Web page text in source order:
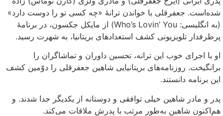
شده‌است. جعفرقلی با خواندن ترانهٔ «چه کسی تو را دوست دارد»
(به انگلیسی: Who’s Lovin’ You) از مایکل جکسون، در برنامهٔ
پرطرفدار تلویزیونی کشف استعدادهای بریتانیا، به شهرت رسید.
او با اجرای خوب این ترانه، تحسین داوران و تماشاگران را
برانگیخت. روزنامه‌های بریتانیایی شاهین جعفرقلی را دوّمین کشف
این برنامه دانستند.
پدر و مادر شاهین خیلی توافقی و دوستانه از یکدیگر جدا شدند. و
هم‌اکنون شاهین به‌طور مرتب با پدرش ملاقات می‌کند.